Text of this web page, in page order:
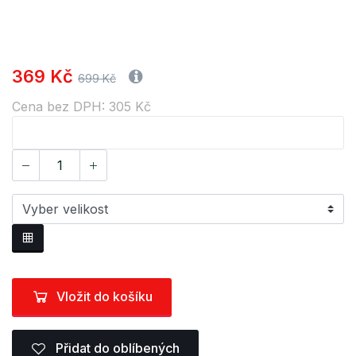
369 Kč 699 Kč
Cena bez DPH: 305 Kč
Vložit do košíku
Přidat do oblíbených